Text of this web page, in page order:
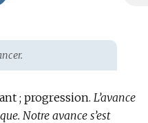
; progression. L’avance
Notre avance s’est